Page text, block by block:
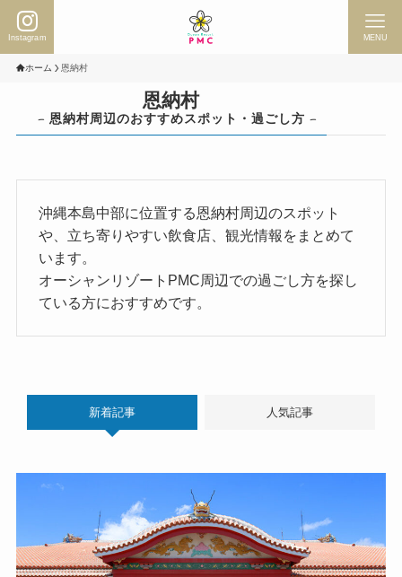
Instagram MENU
ホーム 恩納村
恩納村
– 恩納村周辺のおすすめスポット・過ごし方 –
沖縄本島中部に位置する恩納村周辺のスポット
や、立ち寄りやすい飲食店、観光情報をまとめて
います。
オーシャンリゾートPMC周辺での過ごし方を探し
ている方におすすめです。
新着記事 人気記事